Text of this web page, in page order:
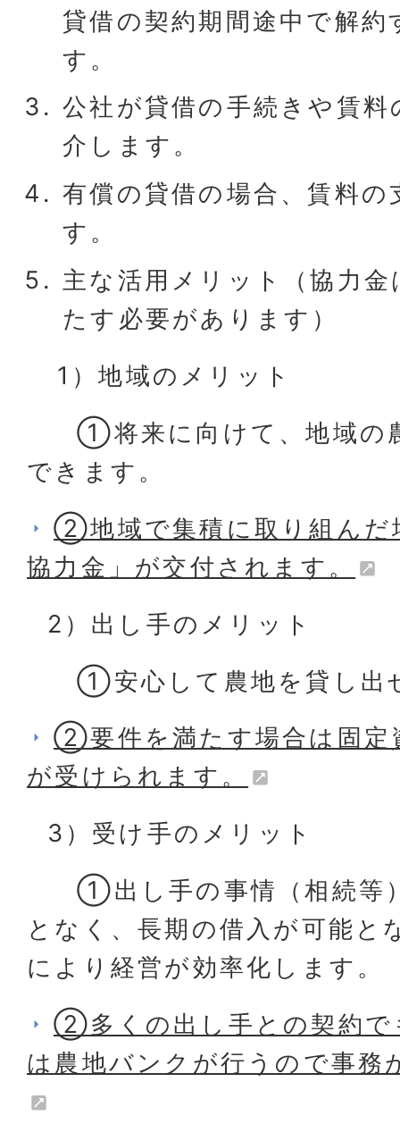
貸借の契約期間途中で解
す。
公社が貸借の手続きや賃
介します。
有償の貸借の場合、賃料の
す。
主な活用メリット（協力
たす必要があります）
1）地域のメリット
①将来に向けて、地域の
できます。
②地域で集積に取り組んだ
協力金」が交付されます。
2）出し手のメリット
①安心して農地を貸し出
②要件を満たす場合は固定
が受けられます。
3）受け手のメリット
①出し手の事情（相続等
となく、長期の借入が可能と
により経営が効率化します。
②多くの出し手との契約で
は農地バンクが行うので事務